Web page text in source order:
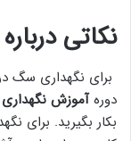
نکاتی
برای نگهداری سگ
دورهآموزش
بکار بگیرید. برای